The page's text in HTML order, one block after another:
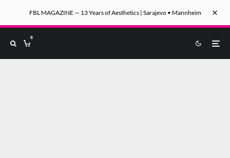
FBL MAGAZINE — 13 Years of Aesthetics | Sarajevo • Mannheim
0